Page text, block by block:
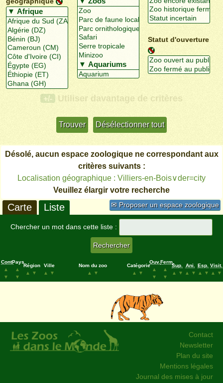
Statut d'ouverture
+/- Utiliser davantage de critères
Désolé, aucun espace zoologique ne correspondant aux
critères suivants :
Localisation géographique : Villiers-en-Bois∨der=city
Veuillez élargir votre recherche
✉ Proposer un espace zoologique
Carte Liste
Chercher un mot dans cette liste :
Cont.
▲
▼
Pays
▲
▼
Région
▲
▼
Ville
▲
▼
Nom du zoo
▲
▼
Catégorie
▲
▼
Ouv.
▲
▼
Ferm.
▲
▼
Sup.
▲
▼
Ani.
▲
▼
Esp.
▲
▼
Visit.
▲
▼
Contact
Newsletter
Plan du site
Mentions légales
Journal des mises à jour